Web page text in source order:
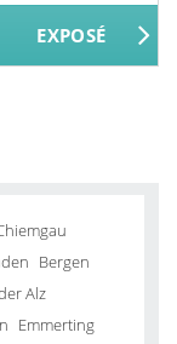
Bergen
Alz
Emmerting